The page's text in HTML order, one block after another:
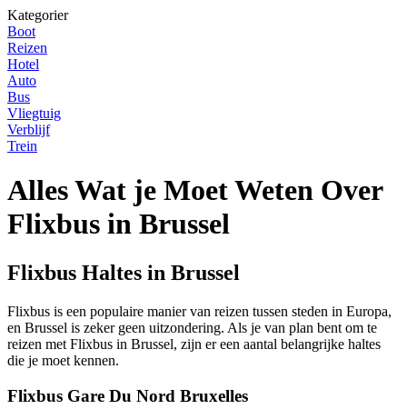
Kategorier
Boot
Reizen
Hotel
Auto
Bus
Vliegtuig
Verblijf
Trein
Alles Wat je Moet Weten Over
Flixbus in Brussel
Flixbus Haltes in Brussel
Flixbus is een populaire manier van reizen tussen steden in Europa,
en Brussel is zeker geen uitzondering. Als je van plan bent om te
reizen met Flixbus in Brussel, zijn er een aantal belangrijke haltes
die je moet kennen.
Flixbus Gare Du Nord Bruxelles